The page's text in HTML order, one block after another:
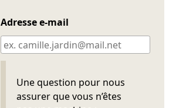
Adresse e-mail
Une question pour nous
assurer que vous n’êtes
Ne pas remplir